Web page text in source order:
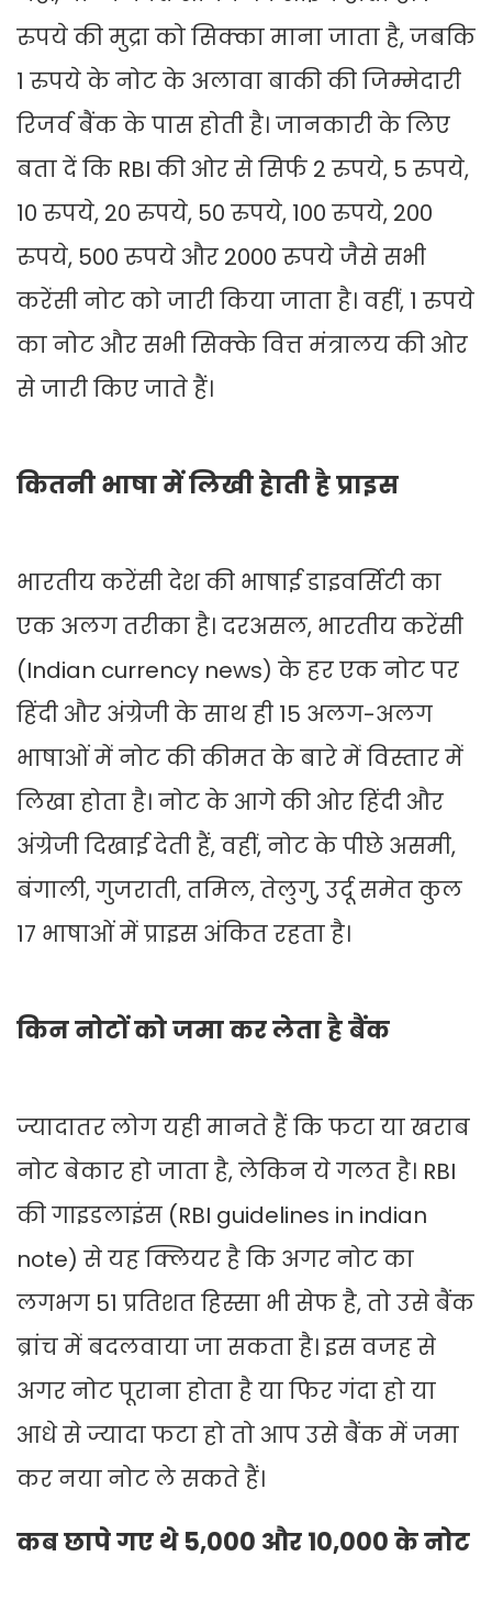
रुपये की मुद्रा को सिक्का माना जाता है, जबकि
1 रुपये के नोट के अलावा बाकी की जिम्मेदारी
रिजर्व बैंक के पास होती है। जानकारी के लिए
बता दें कि RBI की ओर से सिर्फ 2 रुपये, 5 रुपये,
10 रुपये, 20 रुपये, 50 रुपये, 100 रुपये, 200
रुपये, 500 रुपये और 2000 रुपये जैसे सभी
करेंसी नोट को जारी किया जाता है। वहीं, 1 रुपये
का नोट और सभी सिक्के वित्त मंत्रालय की ओर
से जारी किए जाते हैं।
कितनी भाषा में लिखी हेाती है प्राइस
भारतीय करेंसी देश की भाषाई डाइवर्सिटी का
एक अलग तरीका है। दरअसल, भारतीय करेंसी
(Indian currency news) के हर एक नोट पर
हिंदी और अंग्रेजी के साथ ही 15 अलग-अलग
भाषाओं में नोट की कीमत के बारे में विस्तार में
लिखा होता है। नोट के आगे की ओर हिंदी और
अंग्रेजी दिखाई देती हैं, वहीं, नोट के पीछे असमी,
बंगाली, गुजराती, तमिल, तेलुगु, उर्दू समेत कुल
17 भाषाओं में प्राइस अंकित रहता है।
किन नोटों को जमा कर लेता है बैंक
ज्यादातर लोग यही मानते हैं कि फटा या खराब
नोट बेकार हो जाता है, लेकिन ये गलत है। RBI
की गाइडलाइंस (RBI guidelines in indian
note) से यह क्लियर है कि अगर नोट का
लगभग 51 प्रतिशत हिस्सा भी सेफ है, तो उसे बैंक
ब्रांच में बदलवाया जा सकता है। इस वजह से
अगर नोट पूराना होता है या फिर गंदा हो या
आधे से ज्यादा फटा हो तो आप उसे बैंक में जमा
कर नया नोट ले सकते हैं।
कब छापे गए थे 5,000 और 10,000 के नोट